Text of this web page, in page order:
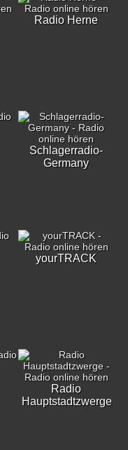
Radio Herne
Schlagerradio-
Germany
yourTRACK
Radio
Hauptstadtzwerge